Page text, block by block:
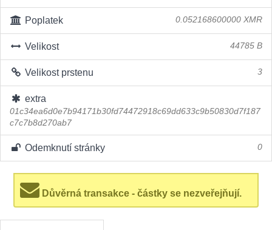
Poplatek 0.052168600000 XMR
Velikost 44785 B
Velikost prstenu 3
extra
01c34ea6d0e7b94171b30fd74472918c69dd633c9b50830d7f187
c7c7b8d270ab7
Odemknutí stránky 0
Důvěrná transakce - částky se nezveřejňují.